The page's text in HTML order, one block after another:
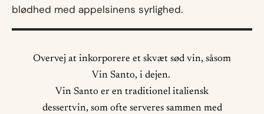
blødhed med appelsinens syrlighed.
Overvej at inkorporere et skvæt sød vin, såsom
Vin Santo, i dejen.
Vin Santo er en traditionel italiensk
dessertvin, som ofte serveres sammen med